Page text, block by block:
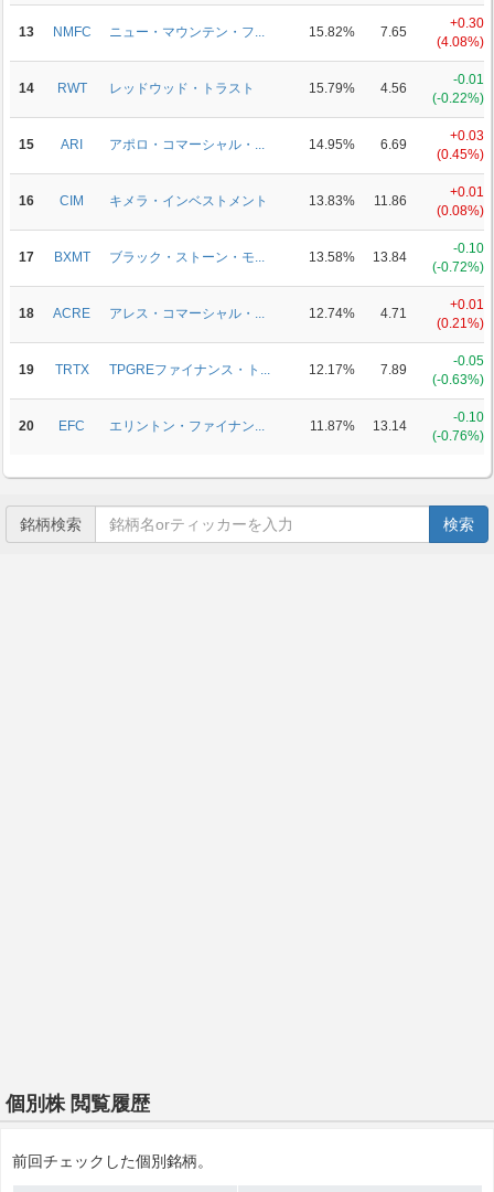
13 NMFC ニュー・マウンテン・フ... 15.82% 7.65
+0.30
(4.08%)
14 RWT レッドウッド・トラスト 15.79% 4.56
-0.01
(-0.22%)
15 ARI アポロ・コマーシャル・... 14.95% 6.69
+0.03
(0.45%)
16 CIM キメラ・インベストメント 13.83% 11.86
+0.01
(0.08%)
17 BXMT ブラック・ストーン・モ... 13.58% 13.84
-0.10
(-0.72%)
18 ACRE アレス・コマーシャル・... 12.74% 4.71
+0.01
(0.21%)
19 TRTX TPGREファイナンス・ト... 12.17% 7.89
-0.05
(-0.63%)
20 EFC エリントン・ファイナン... 11.87% 13.14
-0.10
(-0.76%)
銘柄検索 検索
個別株 閲覧履歴
前回チェックした個別銘柄。